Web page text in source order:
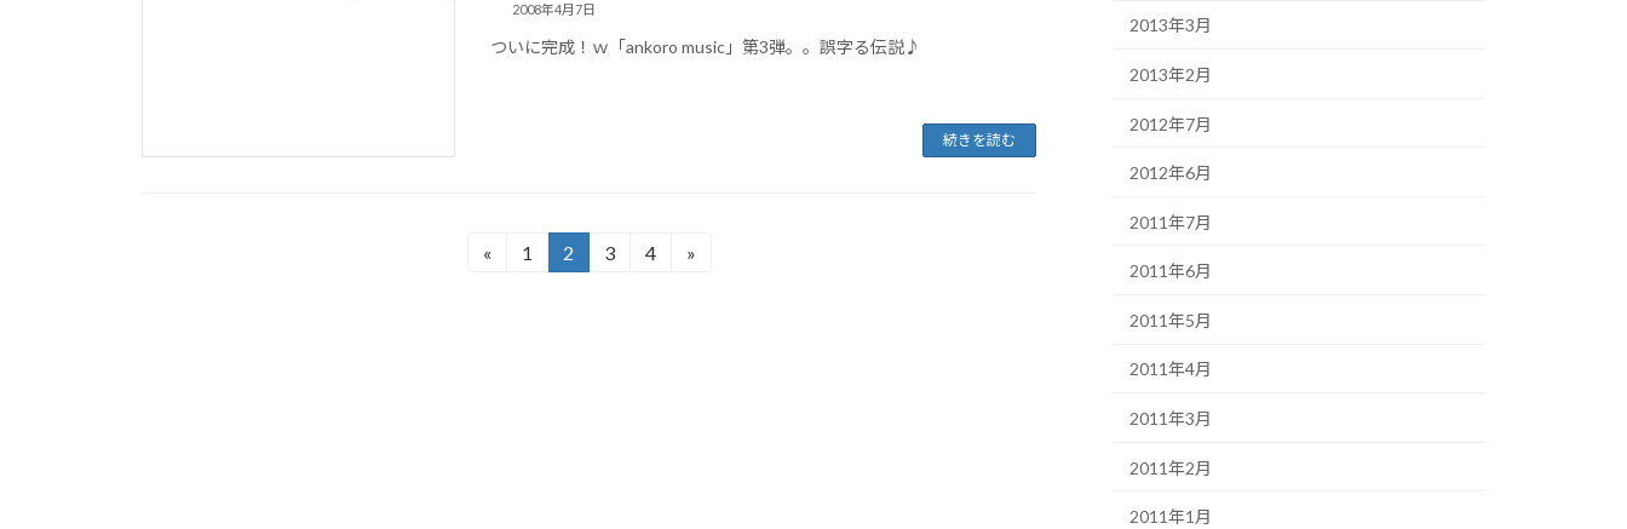
2008年4月7日
ついに完成！ｗ「ankoro music」第3弾。。誤字る伝説♪
続きを読む
«
固
1
固
2
固
3
固
4 »
2013年3月
2013年2月
2012年7月
2012年6月
2011年7月
2011年6月
2011年5月
2011年4月
2011年3月
2011年2月
2011年1月